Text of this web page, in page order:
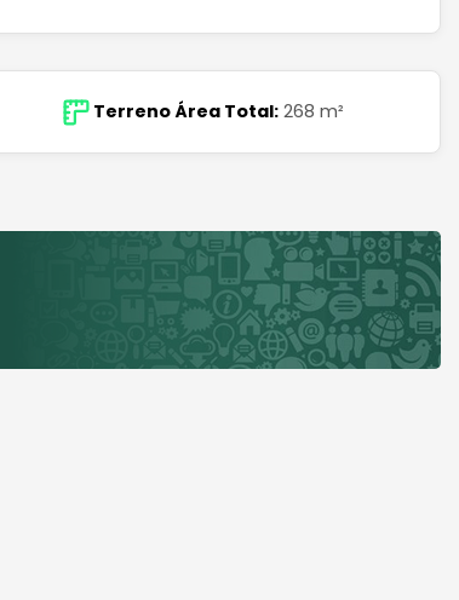
Terreno Área Total: 268 m²